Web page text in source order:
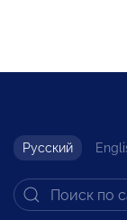
Русский